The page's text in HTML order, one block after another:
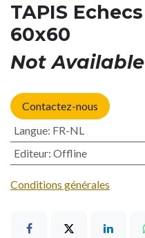
TAPIS
60x60
Not
Contactez-nous
Langue: FR-NL
Editeur: Offline
Conditions générales